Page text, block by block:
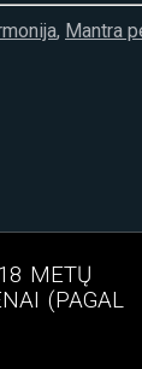
, Mantra
METŲ
(PAGAL